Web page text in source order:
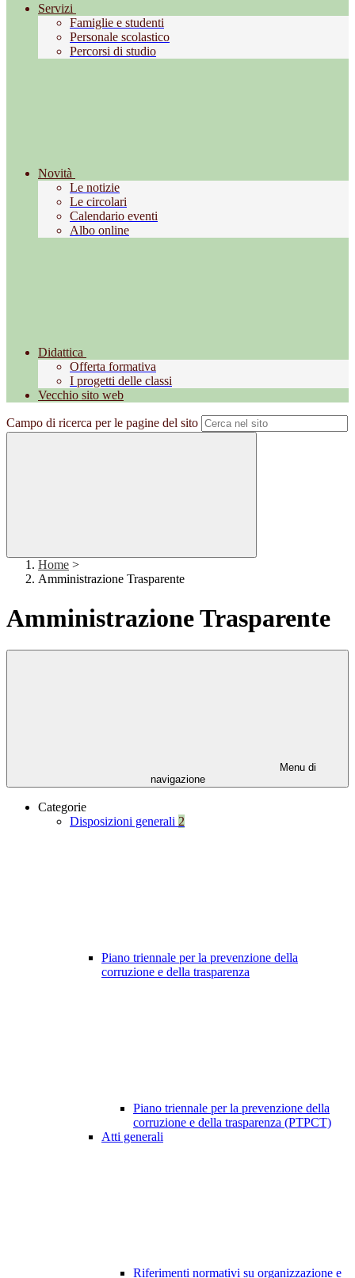
Servizi
Famiglie e studenti
Personale scolastico
Percorsi di studio
Novità
Le notizie
Le circolari
Calendario eventi
Albo online
Didattica
Offerta formativa
I progetti delle classi
Vecchio sito web
Campo di ricerca per le pagine del sito
Home >
Amministrazione Trasparente
Amministrazione Trasparente
Menu di
navigazione
Categorie
Disposizioni generali 2
Piano triennale per la prevenzione della
corruzione e della trasparenza
Piano triennale per la prevenzione della
corruzione e della trasparenza (PTPCT)
Atti generali
Riferimenti normativi su organizzazione e